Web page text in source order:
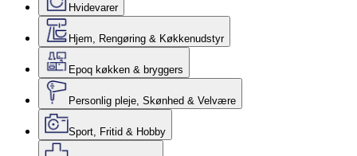
Hvidevarer
Hjem, Rengøring & Køkkenudstyr
Epoq køkken & bryggers
Personlig pleje, Skønhed & Velvære
Sport, Fritid & Hobby